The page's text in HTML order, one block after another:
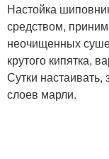
Настойка
средством,
неочищенных
крутого кипятка,
Сутки настаивать,
слоев марли.